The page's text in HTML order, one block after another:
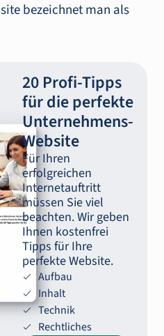
bezeichnet man als
20 Profi-Tipps
für die perfekte
Unternehmens-
Website
Für Ihren
erfolgreichen
Internetauftritt
müssen Sie viel
beachten. Wir geben
Ihnen kostenfrei
Tipps für Ihre
perfekte Website.
Aufbau
Inhalt
Technik
Rechtliches